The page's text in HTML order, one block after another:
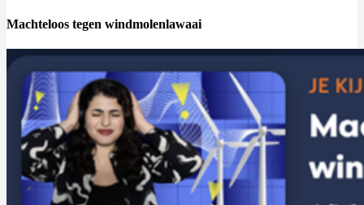
Machteloos tegen windmolenlawaai